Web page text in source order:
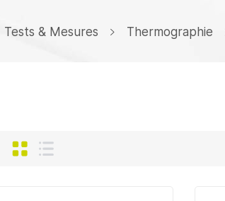
Tests & Mesures Thermographie
Grille